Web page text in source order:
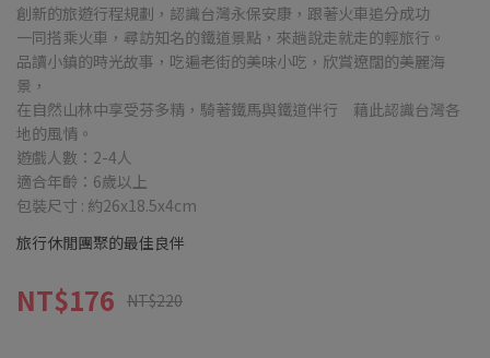
創新的旅遊行程規劃，認識台灣永保安康，跟著火車追分成功
一同搭乘火車，尋訪知名的鐵道景點，來趟說走就走的輕旅行。
品讀小鎮的時光故事，吃遍老街的美味小吃，欣賞遼闊的美麗海
景，
在自然山林中享受芬多精，騎著鐵馬與鐵道伴行 藉此認識台灣各
地的風情。
遊戲人數：2-4人
適合年齡：6歲以上
包裝尺寸 : 約26x18.5x4cm
旅行休閒團聚的最佳良伴
NT$176 NT$220